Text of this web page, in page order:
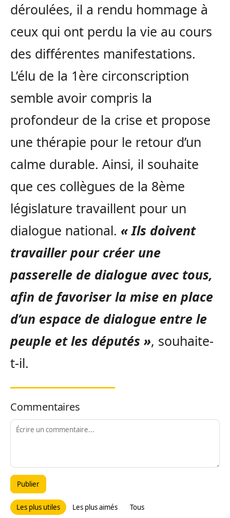
déroulées, il a rendu hommage à
ceux qui ont perdu la vie au cours
des différentes manifestations.
L’élu de la 1ère circonscription
semble avoir compris la
profondeur de la crise et propose
une thérapie pour le retour d’un
calme durable. Ainsi, il souhaite
que ces collègues de la 8ème
législature travaillent pour un
dialogue national. « Ils doivent
travailler pour créer une
passerelle de dialogue avec tous,
afin de favoriser la mise en place
d’un espace de dialogue entre le
peuple et les députés », souhaite-
t-il.
Commentaires
Publier
Les plus utiles Les plus aimés Tous